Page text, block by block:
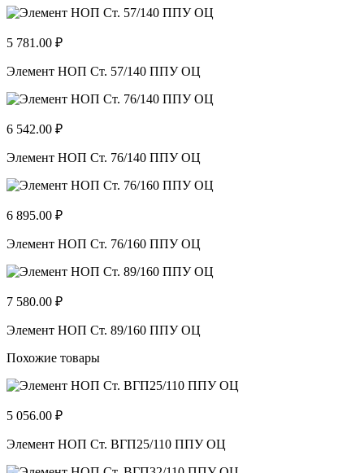
5 781.00 ₽
Элемент НОП Ст. 57/140 ППУ ОЦ
6 542.00 ₽
Элемент НОП Ст. 76/140 ППУ ОЦ
6 895.00 ₽
Элемент НОП Ст. 76/160 ППУ ОЦ
7 580.00 ₽
Элемент НОП Ст. 89/160 ППУ ОЦ
Похожие товары
5 056.00 ₽
Элемент НОП Ст. ВГП25/110 ППУ ОЦ